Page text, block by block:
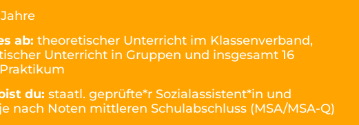
ab: theoretischer Unterricht im Klassenverband,
Unterricht in Gruppen und insgesamt 16
du: staatl. geprüfte*r Sozialassistent*in und
nach Noten mittleren Schulabschluss (MSA/MSA-Q)